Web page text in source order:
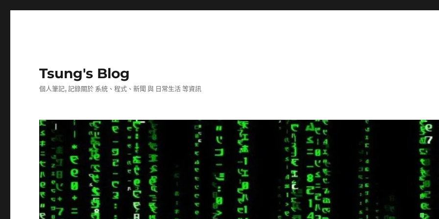
Tsung's Blog
個人筆記, 記錄關於 系統、程式、新聞 與 日常生活 等資訊